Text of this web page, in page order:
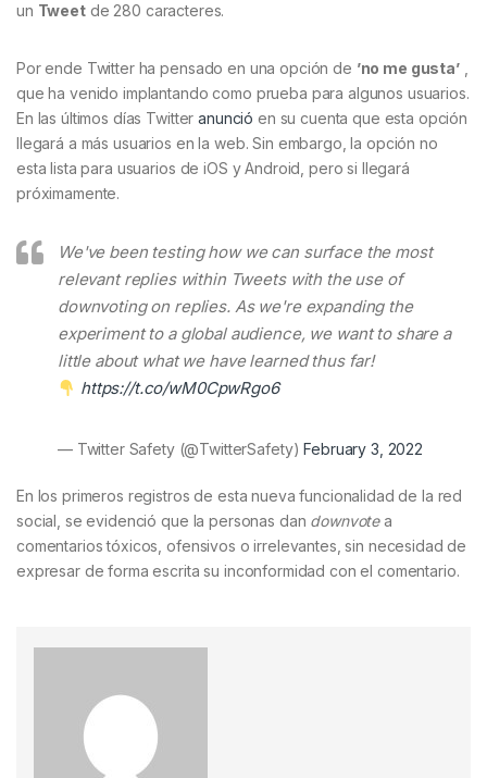
un Tweetde 280 caracteres.
Por ende Twitter ha pensado en una opción de ’no me gusta’,
que ha venido implantando como prueba para algunos usuarios.
En las últimos días Twitter anunció en su cuenta que esta opción
llegará a más usuarios en la web. Sin embargo, la opción no
esta lista para usuarios de iOS y Android, pero si llegará
próximamente.
We've been testing how we can surface the most
relevant replies within Tweets with the use of
downvoting on replies. As we're expanding the
experiment to a global audience, we want to share a
little about what we have learned thus far!
https://t.co/wM0CpwRgo6
— Twitter Safety (@TwitterSafety)February 3, 2022
En los primeros registros de esta nueva funcionalidad de la red
social, se evidenció que la personas dan downvotea
comentarios tóxicos, ofensivos o irrelevantes, sin necesidad de
expresar de forma escrita su inconformidad con el comentario.